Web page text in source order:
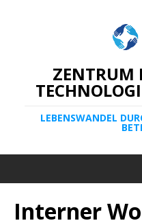
ZENTRUM
LEBENSWANDEL
Interner